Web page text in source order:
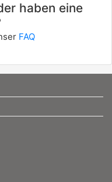
haben eine
FAQ